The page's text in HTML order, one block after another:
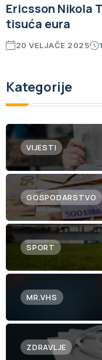
Ericsson Nikola
tisuća eura
20 VELJAČE 2025
Kategorije
VIJESTI
GOSPODARSTVO
SPORT
MR.VHS
ZDRAVLJE